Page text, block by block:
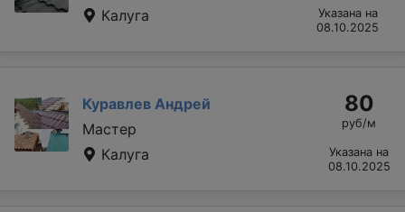
Калуга
Указана на
08.10.2025
Куравлев Андрей
Мастер
Калуга
80
руб/м
Указана на
08.10.2025